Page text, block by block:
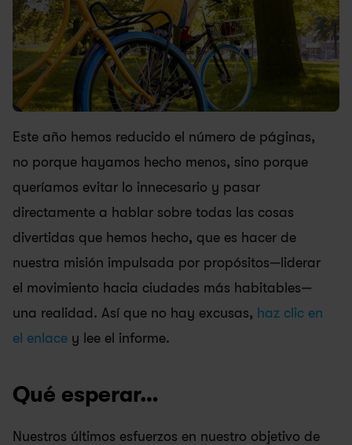
Este año hemos reducido el número de páginas,
no porque hayamos hecho menos, sino porque
queríamos evitar lo innecesario y pasar
directamente a hablar sobre todas las cosas
divertidas que hemos hecho, que es hacer de
nuestra misión impulsada por propósitos—liderar
el movimiento hacia ciudades más habitables—
una realidad. Así que no hay excusas, haz clic en
el enlace y lee el informe.
Qué esperar…
Nuestros últimos esfuerzos en nuestro objetivo de